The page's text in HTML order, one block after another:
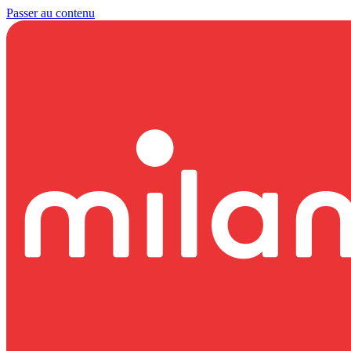
Passer au contenu